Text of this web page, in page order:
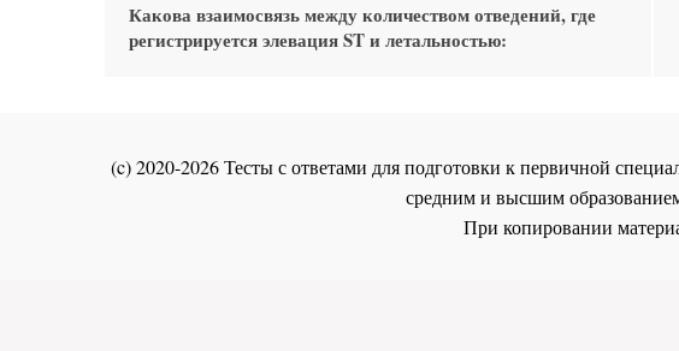
Какова взаимосвязь между количеством отведений, где
регистрируется элевация ST и летальностью:
(c) 2020-2026 Тесты с ответами для подготовки к первичной
средним и высшим
При копировании